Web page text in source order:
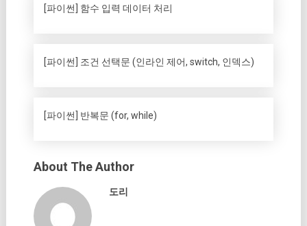
[파이썬] 함수 입력 데이터 처리
[파이썬] 조건 선택문 (인라인 제어, switch, 인덱스)
[파이썬] 반복문 (for, while)
About The Author
도리